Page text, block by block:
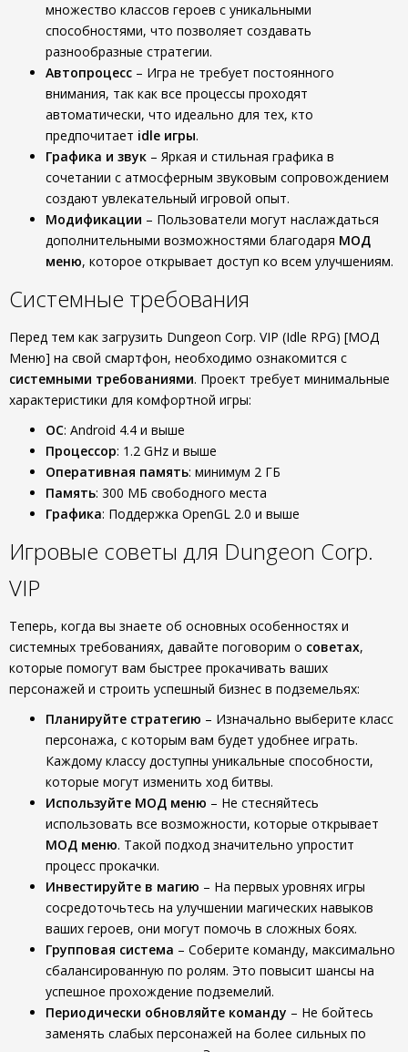
множество классов героев с уникальными
способностями, что позволяет создавать
разнообразные стратегии.
Автопроцесс – Игра не требует постоянного
внимания, так как все процессы проходят
автоматически, что идеально для тех, кто
предпочитает idle игры.
Графика и звук – Яркая и стильная графика в
сочетании с атмосферным звуковым сопровождением
создают увлекательный игровой опыт.
Модификации – Пользователи могут наслаждаться
дополнительными возможностями благодаря МОД
меню, которое открывает доступ ко всем улучшениям.
Системные требования
Перед тем как загрузить Dungeon Corp. VIP (Idle RPG) [МОД
Меню] на свой смартфон, необходимо ознакомится с
системными требованиями. Проект требует минимальные
характеристики для комфортной игры:
ОС: Android 4.4 и выше
Процессор: 1.2 GHz и выше
Оперативная память: минимум 2 ГБ
Память: 300 МБ свободного места
Графика: Поддержка OpenGL 2.0 и выше
Игровые советы для Dungeon Corp.
VIP
Теперь, когда вы знаете об основных особенностях и
системных требованиях, давайте поговорим о советах,
которые помогут вам быстрее прокачивать ваших
персонажей и строить успешный бизнес в подземельях:
Планируйте стратегию – Изначально выберите класс
персонажа, с которым вам будет удобнее играть.
Каждому классу доступны уникальные способности,
которые могут изменить ход битвы.
Используйте МОД меню – Не стесняйтесь
использовать все возможности, которые открывает
МОД меню. Такой подход значительно упростит
процесс прокачки.
Инвестируйте в магию – На первых уровнях игры
сосредоточьтесь на улучшении магических навыков
ваших героев, они могут помочь в сложных боях.
Групповая система – Соберите команду, максимально
сбалансированную по ролям. Это повысит шансы на
успешное прохождение подземелий.
Периодически обновляйте команду – Не бойтесь
заменять слабых персонажей на более сильных по